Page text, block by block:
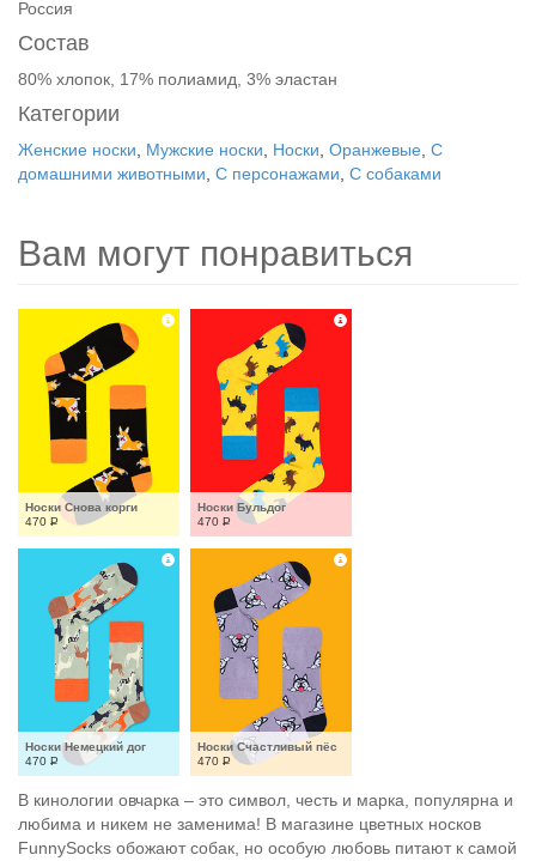
Россия
Состав
80% хлопок, 17% полиамид, 3% эластан
Категории
Женские носки Мужские носки Носки Оранжевые С
домашними животными С персонажами С собаками
Вам могут понравиться
Носки Снова корги
470 Р
Носки Бульдог
470 Р
Носки Немецкий дог
470 Р
Носки Счастливый пёс
470 Р
В кинологии овчарка – это символ, честь и марка, популярна и
любима и никем не заменима! В магазине цветных носков
FunnySocks обожают собак, но особую любовь питают к самой